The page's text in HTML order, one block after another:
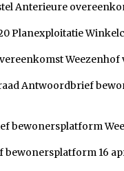
Anterieure
Planexploitatie
Weezenhof
Antwoordbrief
bewonersplatform
bewonersplatform 16